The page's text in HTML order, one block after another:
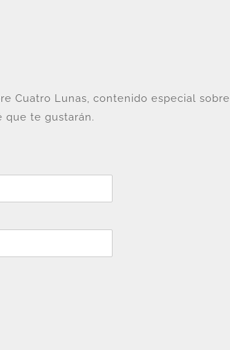
Cuatro Lunas, contenido especial sobre
que te gustarán.